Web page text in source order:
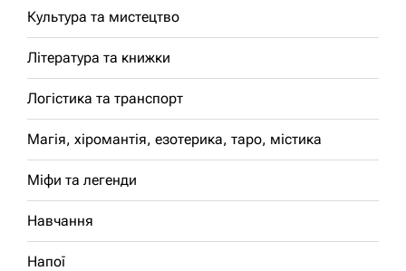
Культура та мистецтво
Література та книжки
Логістика та транспорт
Магія, хіромантія, езотерика, таро, містика
Міфи та легенди
Навчання
Напої